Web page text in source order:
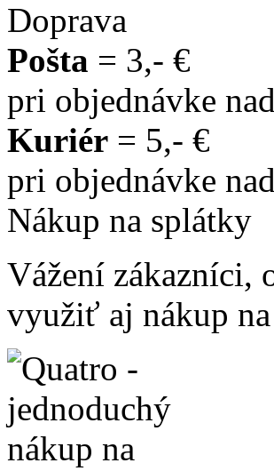
Doprava
Pošta = 3,- €
pri objednávke
Kuriér = 5,- €
pri objednávke
Nákup na splátky
Vážení zákazníci,
využiť aj nákup